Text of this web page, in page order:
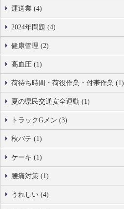
運送業 (4)
2024年問題 (4)
健康管理 (2)
高血圧 (1)
荷待ち時間・荷役作業・付帯作業 (1)
夏の県民交通安全運動 (1)
トラックGメン (3)
秋バテ (1)
ケーキ (1)
腰痛対策 (1)
うれしい (4)